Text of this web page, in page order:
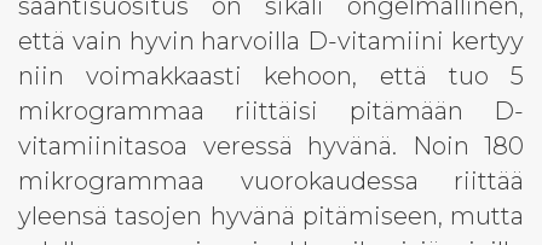
saantisuositus on sikäli ongelmallinen,
että vain hyvin harvoilla D-vitamiini kertyy
niin voimakkaasti kehoon, että tuo 5
mikrogrammaa riittäisi pitämään D-
vitamiinitasoa veressä hyvänä. Noin 180
mikrogrammaa vuorokaudessa riittää
yleensä tasojen hyvänä pitämiseen, mutta